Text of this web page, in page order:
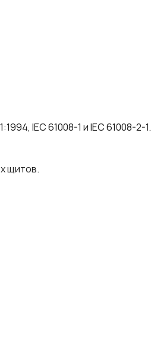
IEC 61008-1 и IEC 61008-2-1.
щитов.